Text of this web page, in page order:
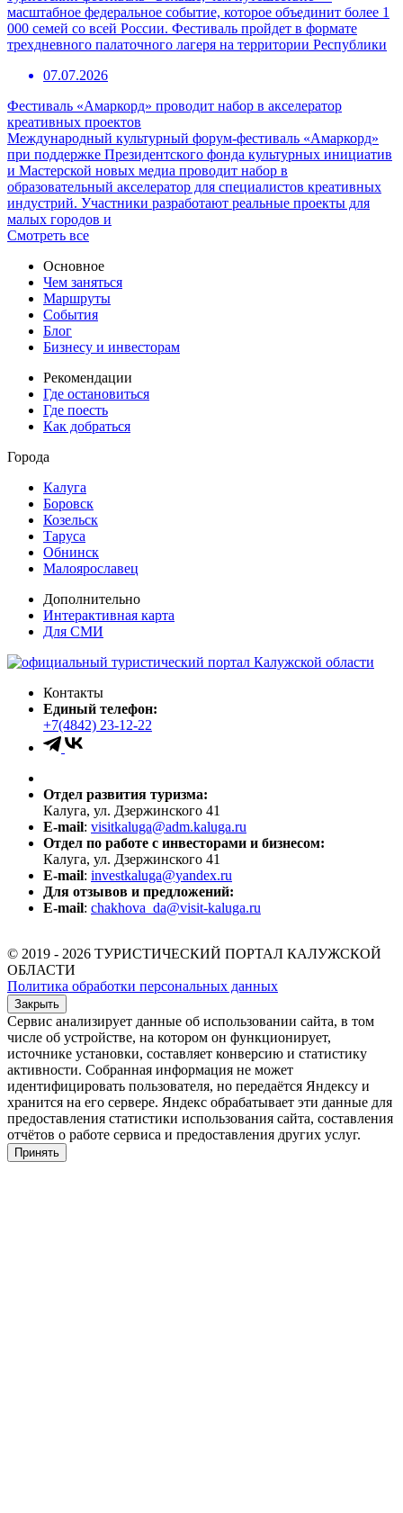
масштабное федеральное событие, которое объединит более 1
000 семей со всей России. Фестиваль пройдет в формате
трехдневного палаточного лагеря на территории Республики
07.07.2026
Фестиваль «Амаркорд» проводит набор в акселератор
креативных проектов
Международный культурный форум-фестиваль «Амаркорд»
при поддержке Президентского фонда культурных инициатив
и Мастерской новых медиа проводит набор в
образовательный акселератор для специалистов креативных
индустрий. Участники разработают реальные проекты для
малых городов и
Смотреть все
Основное
Чем заняться
Маршруты
События
Блог
Бизнесу и инвесторам
Рекомендации
Где остановиться
Где поесть
Как добраться
Города
Калуга
Боровск
Козельск
Таруса
Обнинск
Малоярославец
Дополнительно
Интерактивная карта
Для СМИ
Контакты
Единый телефон:
+7(4842) 23-12-22
Отдел развития туризма:
Калуга, ул. Дзержинского 41
E-mail: visitkaluga@adm.kaluga.ru
Отдел по работе с инвесторами и бизнесом:
Калуга, ул. Дзержинского 41
E-mail: investkaluga@yandex.ru
Для отзывов и предложений:
E-mail: chakhova_da@visit-kaluga.ru
© 2019 - 2026 ТУРИСТИЧЕСКИЙ ПОРТАЛ КАЛУЖСКОЙ
ОБЛАСТИ
Политика обработки персональных данных
Закрыть
Сервис анализирует данные об использовании сайта, в том
числе об устройстве, на котором он функционирует,
источнике установки, составляет конверсию и статистику
активности. Собранная информация не может
идентифицировать пользователя, но передаётся Яндексу и
хранится на его сервере. Яндекс обрабатывает эти данные для
предоставления статистики использования сайта, составления
отчётов о работе сервиса и предоставления других услуг.
Принять